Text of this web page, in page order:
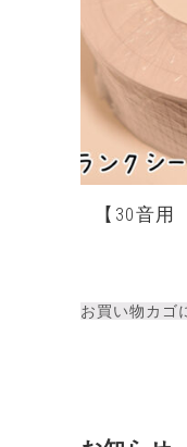
【30音
お買い物カゴ